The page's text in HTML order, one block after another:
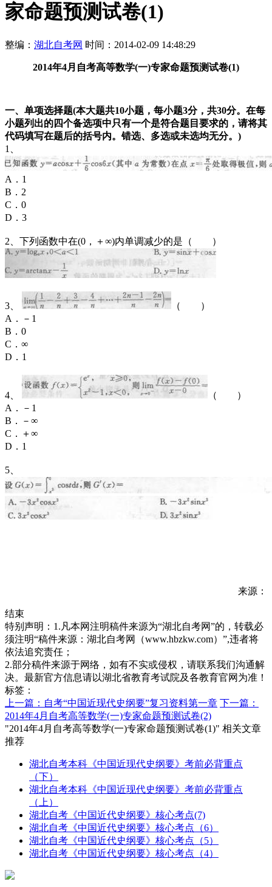
家命题预测试卷(1)
整编： 湖北自考网 时间：2014-02-09 14:48:29
2014年4月自考高等数学(一)专家命题预测试卷(1)
一、单项选择题(本大题共10小题，每小题3分，共30分。在每
小题列出的四个备选项中只有一个是符合题目要求的，请将其
代码填写在题后的括号内。错选、多选或未选均无分。)
1、
A．1
B．2
C．0
D．3
2、下列函数中在(0，＋∞)内单调减少的是（ ）
3、
（ ）
A．－1
B．0
C．∞
D．1
4、
（ ）
A．－1
B．－∞
C．＋∞
D．1
5、
来源：
结束
特别声明：1.凡本网注明稿件来源为“湖北自考网”的，转载必
须注明“稿件来源：湖北自考网（www.hbzkw.com）”,违者将
依法追究责任；
2.部分稿件来源于网络，如有不实或侵权，请联系我们沟通解
决。最新官方信息请以湖北省教育考试院及各教育官网为准！
标签：
上一篇：自考“中国近现代史纲要”复习资料第一章 下一篇：
2014年4月自考高等数学(一)专家命题预测试卷(2)
"2014年4月自考高等数学(一)专家命题预测试卷(1)" 相关文章
推荐
湖北自考本科《中国近现代史纲要》考前必背重点
（下）
湖北自考本科《中国近现代史纲要》考前必背重点
（上）
湖北自考《中国近代史纲要》核心考点(7)
湖北自考《中国近代史纲要》核心考点（6）
湖北自考《中国近代史纲要》核心考点（5）
湖北自考《中国近代史纲要》核心考点（4）